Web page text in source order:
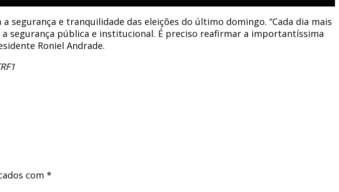
segurança e tranquilidade das eleições do último domingo. “Cada dia mais
segurança pública e institucional. É preciso reafirmar a importantíssima
Roniel Andrade.
com *